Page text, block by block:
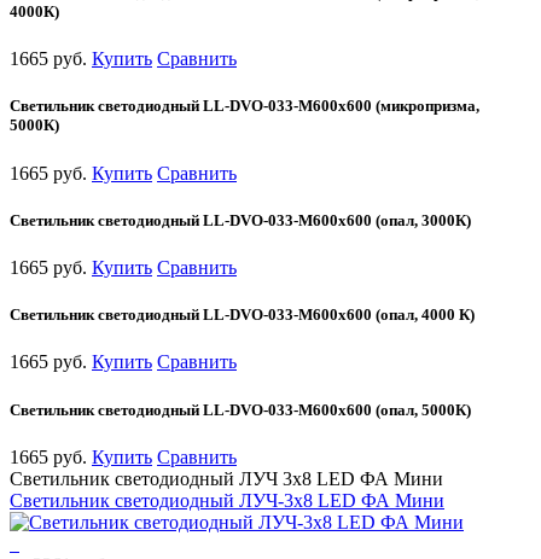
4000К)
1665 руб. Купить Сравнить
Светильник светодиодный LL-DVO-033-M600x600 (микропризма,
5000К)
1665 руб. Купить Сравнить
Светильник светодиодный LL-DVO-033-M600x600 (опал, 3000К)
1665 руб. Купить Сравнить
Светильник светодиодный LL-DVO-033-M600x600 (опал, 4000 К)
1665 руб. Купить Сравнить
Светильник светодиодный LL-DVO-033-M600x600 (опал, 5000К)
1665 руб. Купить Сравнить
Светильник светодиодный ЛУЧ 3х8 LED ФА Мини
Светильник светодиодный ЛУЧ-3х8 LED ФА Мини